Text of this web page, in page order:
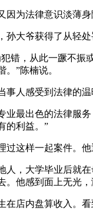
为法律意识淡薄身
爷获得了从轻处
，从此一蹶不振或
”陈楠说。
人感受到法律的温
出色的法律服务
的利益。”
样一起案件。他
大学毕业后就在
。他感到面上无光
内盘算收入。看